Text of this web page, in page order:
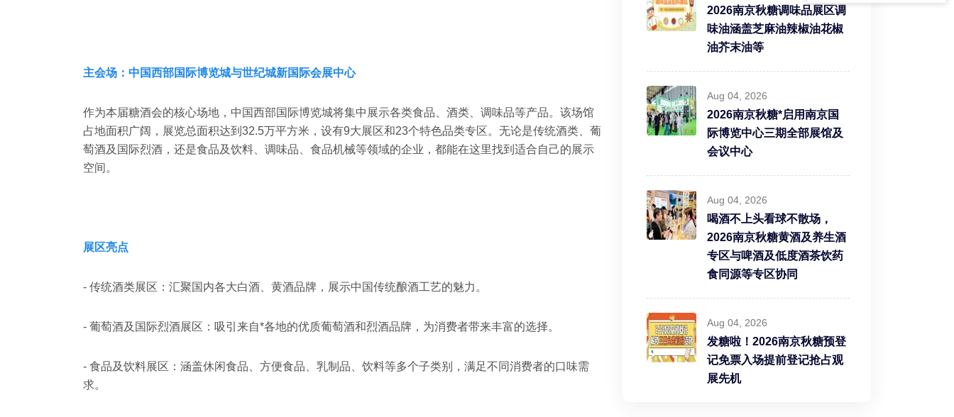
主会场：中国西部国际博览城与世纪城新国际会展中心
作为本届糖酒会的核心场地，中国西部国际博览城将集中展示各类食品、酒类、调味品等产品。该场馆
占地面积广阔，展览总面积达到32.5万平方米，设有9大展区和23个特色品类专区。无论是传统酒类、葡
萄酒及国际烈酒，还是食品及饮料、调味品、食品机械等领域的企业，都能在这里找到适合自己的展示
空间。
展区亮点
- 传统酒类展区：汇聚国内各大白酒、黄酒品牌，展示中国传统酿酒工艺的魅力。
- 葡萄酒及国际烈酒展区：吸引来自*各地的优质葡萄酒和烈酒品牌，为消费者带来丰富的选择。
- 食品及饮料展区：涵盖休闲食品、方便食品、乳制品、饮料等多个子类别，满足不同消费者的口味需
求。
2026南京秋糖调味品展区调
味油涵盖芝麻油辣椒油花椒
油芥末油等
Aug 04, 2026
2026南京秋糖*启用南京国
际博览中心三期全部展馆及
会议中心
Aug 04, 2026
喝酒不上头看球不散场，
2026南京秋糖黄酒及养生酒
专区与啤酒及低度酒茶饮药
食同源等专区协同
Aug 04, 2026
发糖啦！2026南京秋糖预登
记免票入场提前登记抢占观
展先机